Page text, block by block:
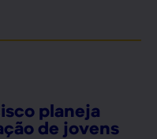
planeja
de jovens